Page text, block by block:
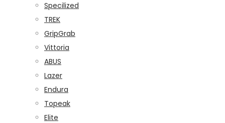
Specilized
TREK
GripGrab
Vittoria
ABUS
Lazer
Endura
Topeak
Elite